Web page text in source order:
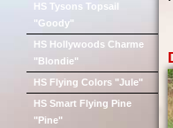
HS Tysons Topsail
"Goody"
HS Hollywoods Charme
"Blondie"
HS Flying Colors "Jule"
HS Smart Flying Pine
"Pine"